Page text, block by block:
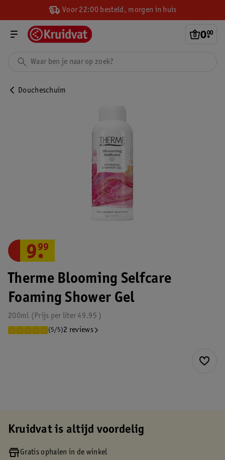
Voor 22:00 besteld, morgen in huis
0.
00
Doucheschuim
Therme Blooming Selfcare
Foaming Shower Gel
200ml 49.95
Prijs per liter
(5/5)2 reviews
9.
99
Kruidvat is altijd voordelig
Gratis ophalen in de winkel